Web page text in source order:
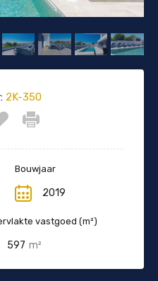
2K-350
Bouwjaar
2019
vastgoed (m²)
597 m²